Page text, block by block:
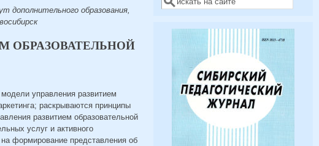
дополнительного образования,
ОБРАЗОВАТЕЛЬНОЙ
управления развитием
раскрываются принципы
развитием образовательной
услуг и активного
формирование представления об